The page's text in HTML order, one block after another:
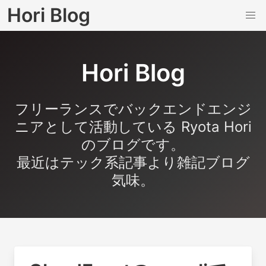
Hori Blog
Hori Blog
フリーランスでバックエンドエンジ
ニアとして活動している Ryota Hori
のブログです。
最近はテック系記事より雑記ブログ
気味。